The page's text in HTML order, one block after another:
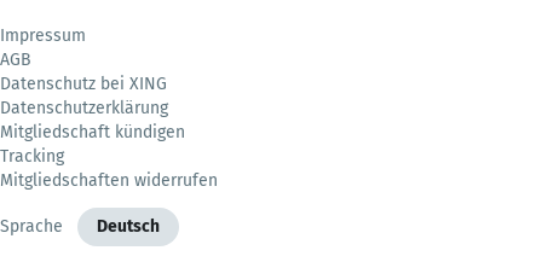
Impressum
AGB
Datenschutz bei XING
Datenschutzerklärung
Mitgliedschaft kündigen
Tracking
Mitgliedschaften widerrufen
Sprache Deutsch